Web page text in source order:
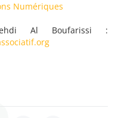
Numériques
Al Boufarissi :